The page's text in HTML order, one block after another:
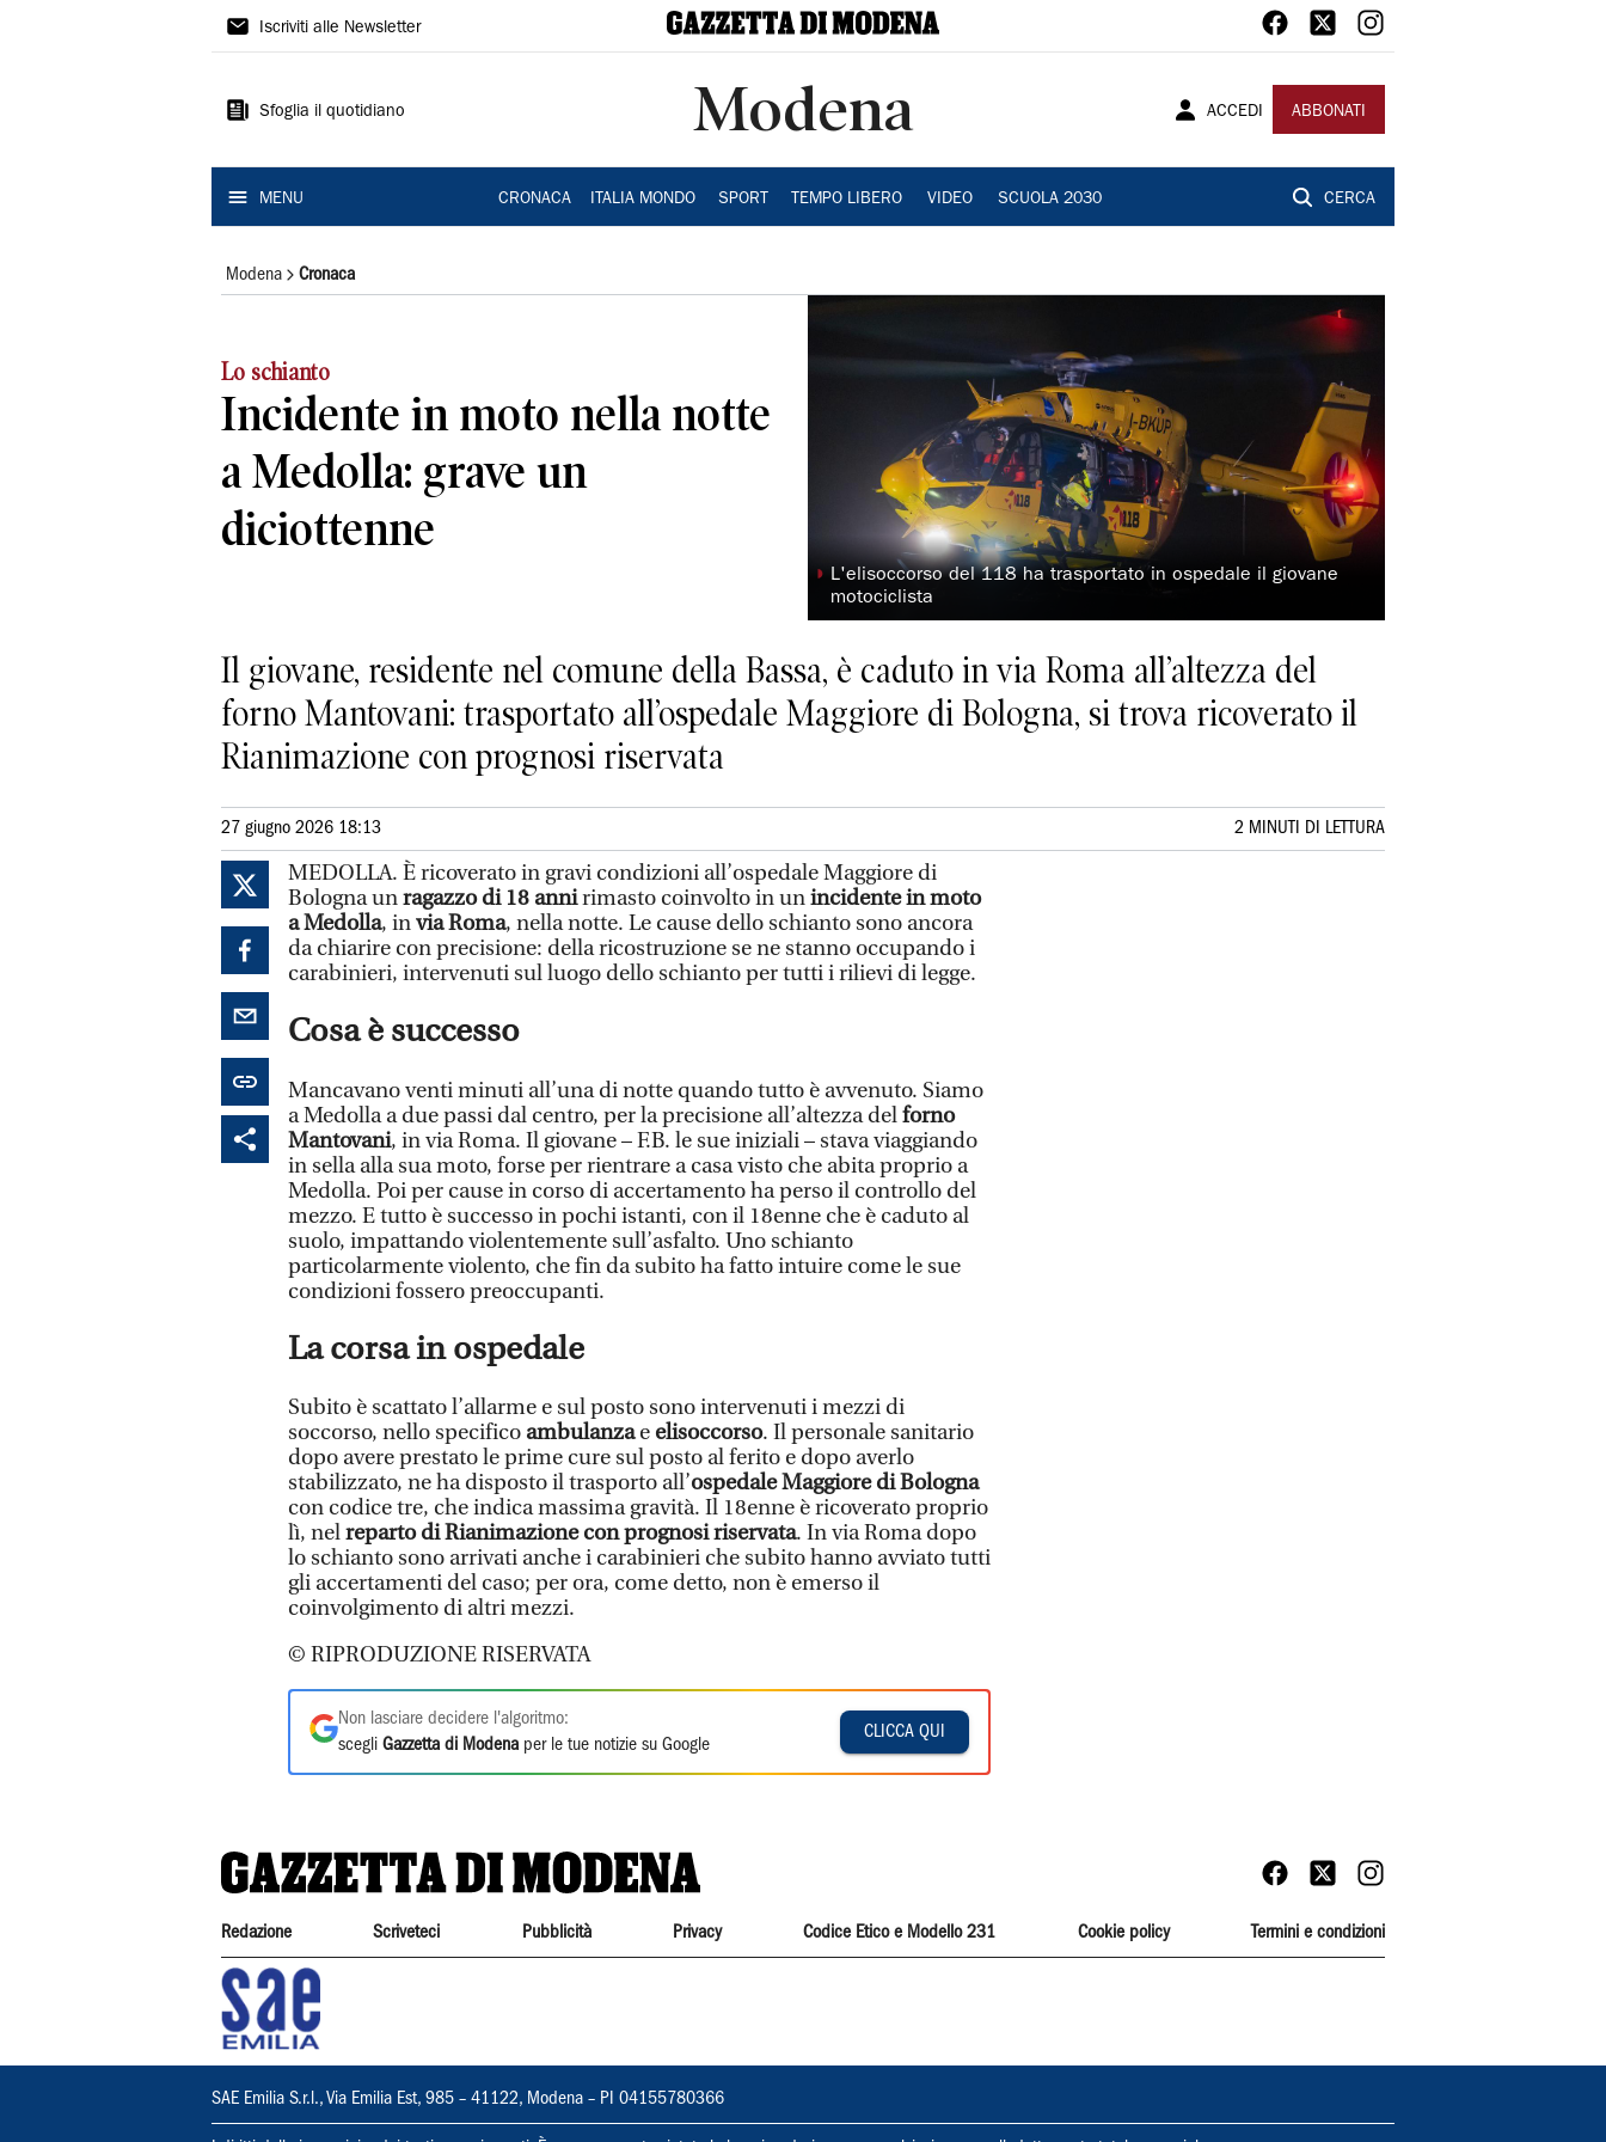
Gazzetta
Modena
Iscriviti alle Newsletter
Sfoglia il quotidiano Modena ACCEDI ABBONATI
MENU CRONACA ITALIA MONDO SPORT TEMPO LIBERO VIDEO SCUOLA 2030 CERCA
Modena Cronaca
Lo schianto
Incidente in moto nella notte
a Medolla: grave un
diciottenne
◗ L'elisoccorso del 118 ha trasportato in ospedale il giovane
motociclista
Il giovane, residente nel comune della Bassa, è caduto in via Roma all’altezza del
forno Mantovani: trasportato all’ospedale Maggiore di Bologna, si trova ricoverato il
Rianimazione con prognosi riservata
27 giugno 2026 18:13 2 MINUTI DI LETTURA
MEDOLLA. È ricoverato in gravi condizioni all’ospedale Maggiore di
Bologna unragazzo di 18 annirimasto coinvolto in unincidente in moto
a Medolla, invia Roma, nella notte. Le cause dello schianto sono ancora
da chiarire con precisione: della ricostruzione se ne stanno occupando i
carabinieri, intervenuti sul luogo dello schianto per tutti i rilievi di legge.
Cosa è successo
Mancavano venti minuti all’una di notte quando tutto è avvenuto. Siamo
a Medolla a due passi dal centro, per la precisione all’altezza delforno
Mantovani, in via Roma. Il giovane – F.B. le sue iniziali – stava viaggiando
in sella alla sua moto, forse per rientrare a casa visto che abita proprio a
Medolla. Poi per cause in corso di accertamento ha perso il controllo del
mezzo. E tutto è successo in pochi istanti, con il 18enne che è caduto al
suolo, impattando violentemente sull’asfalto. Uno schianto
particolarmente violento, che fin da subito ha fatto intuire come le sue
condizioni fossero preoccupanti.
La corsa in ospedale
Subito è scattato l’allarme e sul posto sono intervenuti i mezzi di
soccorso, nello specifico ambulanzae elisoccorso. Il personale sanitario
dopo avere prestato le prime cure sul posto al ferito e dopo averlo
stabilizzato, ne ha disposto il trasporto all’ospedale Maggiore di Bologna
con codice tre, che indica massima gravità. Il 18enne è ricoverato proprio
lì, nelreparto di Rianimazione con prognosi riservata. In via Roma dopo
lo schianto sono arrivati anche i carabinieri che subito hanno avviato tutti
gli accertamenti del caso; per ora, come detto, non è emerso il
coinvolgimento di altri mezzi.
© RIPRODUZIONE RISERVATA
Non lasciare decidere l'algoritmo:
scegli Gazzetta di Modena per le tue notizie su Google
CLICCA QUI
Redazione Scriveteci Pubblicità Privacy Codice Etico e Modello 231 Cookie policy Termini e condizioni
SAE Emilia S.r.l., Via Emilia Est, 985 – 41122, Modena – PI 04155780366